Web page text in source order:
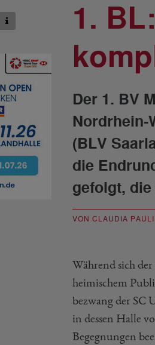
1.
Der 1. BV
Nordrhein-
(BLV
die
gefolgt,
VON CLAUDIA
Während sich
heimischem
bezwang der SC
in dessen Halle
Begegnungen